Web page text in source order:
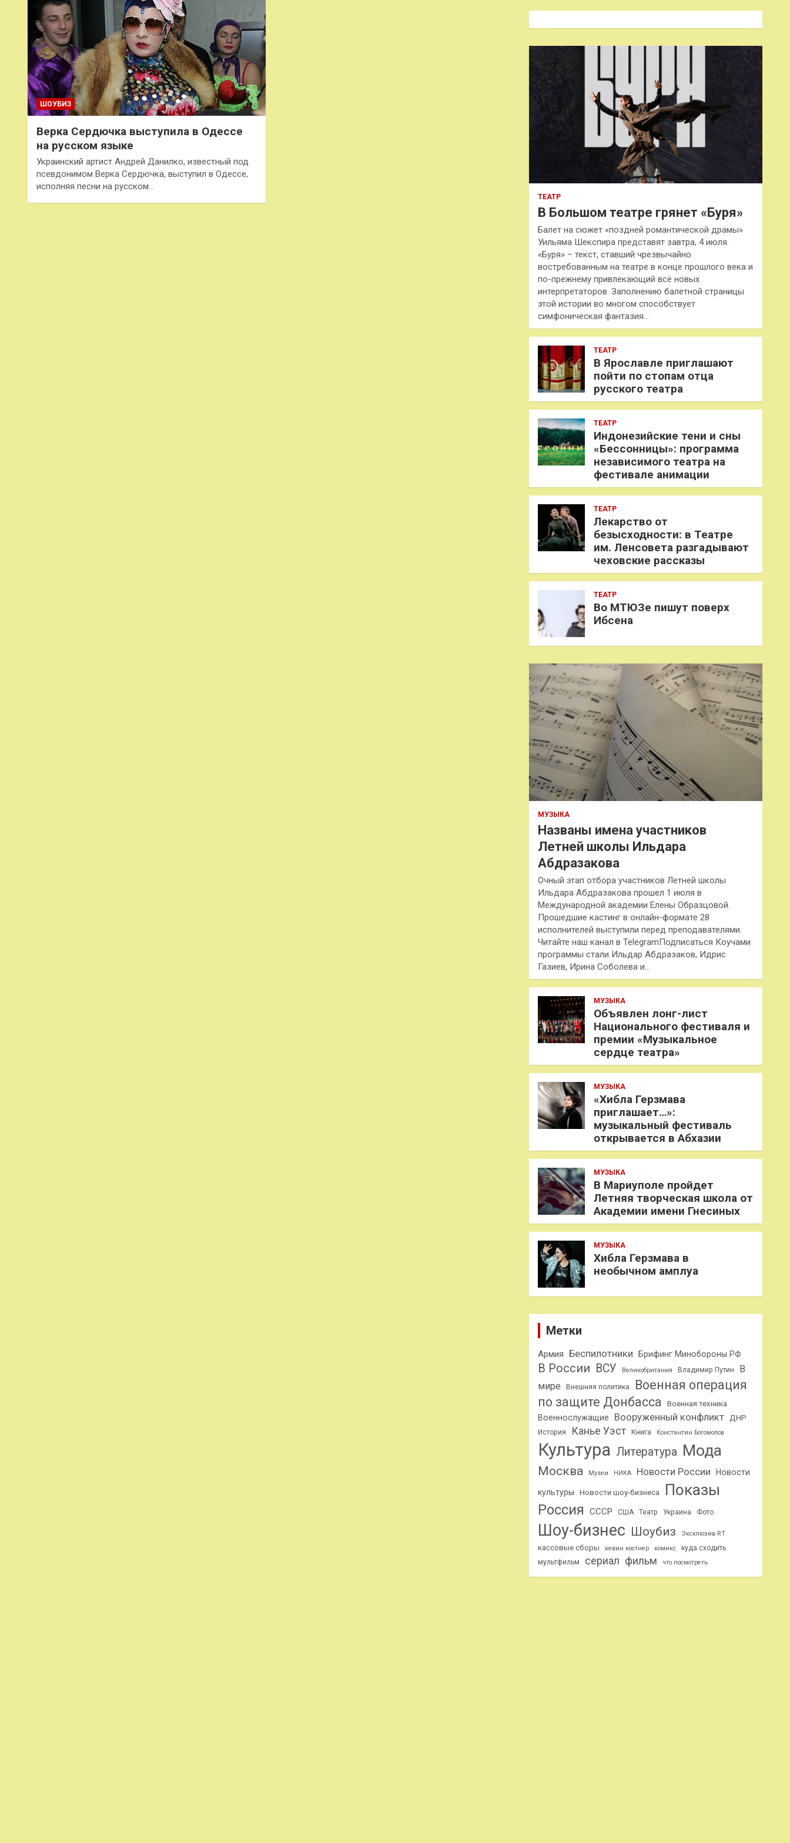
ШОУБИЗ
Верка Сердючка выступила в Одессе
на русском языке
Украинский артист Андрей Данилко, известный под
псевдонимом Верка Сердючка, выступил в Одессе,
исполняя песни на русском…
к
ТЕАТР
В Большом театре грянет «Буря»
Балет на сюжет «поздней романтической драмы»
Уильяма Шекспира представят завтра, 4 июля.
«Буря» – текст, ставший чрезвычайно
востребованным на театре в конце прошлого века и
по-прежнему привлекающий всё новых
интерпретаторов. Заполнению балетной страницы
этой истории во многом способствует
симфоническая фантазия…
ТЕАТР
В Ярославле приглашают
пойти по стопам отца
русского театра
ТЕАТР
Индонезийские тени и сны
«Бессонницы»: программа
независимого театра на
фестивале анимации
ТЕАТР
Лекарство от
безысходности: в Театре
им. Ленсовета разгадывают
чеховские рассказы
ТЕАТР
Во МТЮЗе пишут поверх
Ибсена
МУЗЫКА
Названы имена участников
Летней школы Ильдара
Абдразакова
Очный этап отбора участников Летней школы
Ильдара Абдразакова прошел 1 июля в
Международной академии Елены Образцовой.
Прошедшие кастинг в онлайн-формате 28
исполнителей выступили перед преподавателями.
Читайте наш канал в TelegramПодписаться Коучами
программы стали Ильдар Абдразаков, Идрис
Газиев, Ирина Соболева и…
МУЗЫКА
Объявлен лонг-лист
Национального фестиваля и
премии «Музыкальное
сердце театра»
МУЗЫКА
«Хибла Герзмава
приглашает…»:
музыкальный фестиваль
открывается в Абхазии
МУЗЫКА
В Мариуполе пройдет
Летняя творческая школа от
Академии имени Гнесиных
МУЗЫКА
Хибла Герзмава в
необычном амплуа
Метки
Армия Беспилотники Брифинг Минобороны РФ
В России ВСУ Великобритания Владимир Путин
В
мире
Внешняя политика
Военная операция
по защите Донбасса
Военная техника
Военнослужащие Вооруженный конфликт ДНР
История Канье Уэст Книга Константин Богомолов
Культура Литература Мода
Москва Музеи НИКА Новости России Новости
культуры Новости шоу-бизнеса Показы
Россия СССР США Театр Украина Фото
Шоу-бизнес Шоубиз Эксклюзив RT
кассовые сборы кевин костнер комикс
куда сходить
мультфильм
сериал фильм что посмотреть